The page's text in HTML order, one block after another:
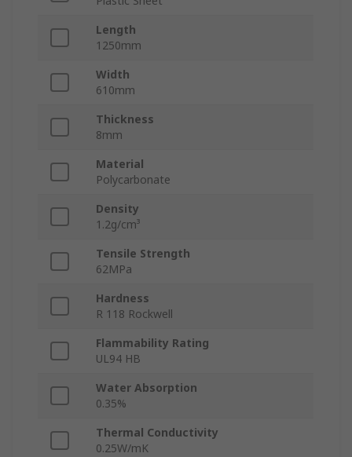
Length
1250mm
Width
610mm
Thickness
8mm
Material
Polycarbonate
Density
1.2g/cm³
Tensile Strength
62MPa
Hardness
R 118 Rockwell
Flammability Rating
UL94 HB
Water Absorption
0.35%
Thermal Conductivity
0.25W/mK